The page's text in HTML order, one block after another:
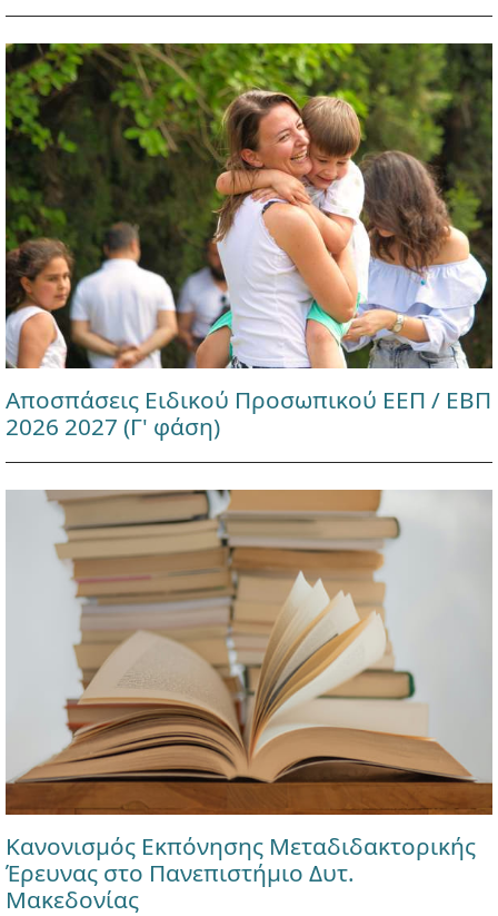
Αποσπάσεις Ειδικού Προσωπικού ΕΕΠ / ΕΒΠ
2026 2027 (Γ' φάση)
Κανονισμός Εκπόνησης Μεταδιδακτορικής
Έρευνας στο Πανεπιστήμιο Δυτ.
Μακεδονίας